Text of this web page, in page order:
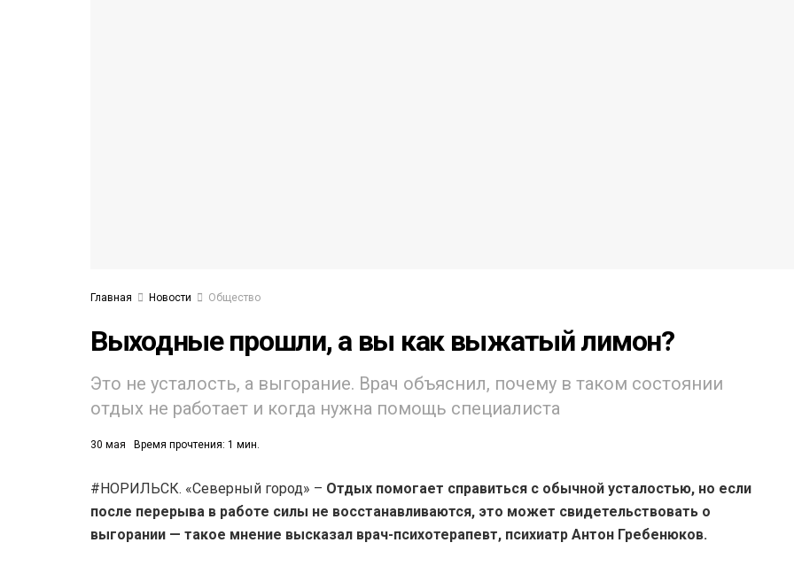
Главная Новости Общество
Выходные прошли, а вы как выжатый лимон?
Это не усталость, а выгорание. Врач объяснил, почему в таком состоянии
отдых не работает и когда нужна помощь специалиста
30 мая Время прочтения: 1 мин.
#НОРИЛЬСК. «Северный город» – Отдых помогает справиться с обычной усталостью, но если
после перерыва в работе силы не восстанавливаются, это может свидетельствовать о
выгорании — такое мнение высказал врач-психотерапевт, психиатр Антон Гребенюков.